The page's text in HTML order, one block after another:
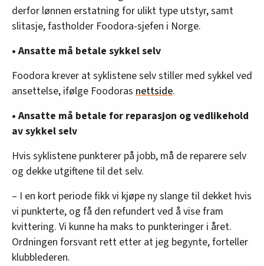
derfor lønnen erstatning for ulikt type utstyr, samt
slitasje, fastholder Foodora-sjefen i Norge.
• Ansatte må betale sykkel selv
Foodora krever at syklistene selv stiller med sykkel ved
ansettelse, ifølge Foodoras nettside.
• Ansatte må betale for reparasjon og vedlikehold
av sykkel selv
Hvis syklistene punkterer på jobb, må de reparere selv
og dekke utgiftene til det selv.
– I en kort periode fikk vi kjøpe ny slange til dekket hvis
vi punkterte, og få den refundert ved å vise fram
kvittering. Vi kunne ha maks to punkteringer i året.
Ordningen forsvant rett etter at jeg begynte, forteller
klubblederen.